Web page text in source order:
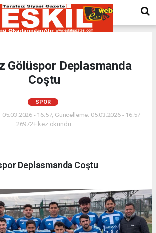
Gölüspor Deplasmanda
Coştu
SPOR
05.03.2026 - 16:57, Güncelleme: 05.03.2026 - 16:57
26972+ kez okundu.
Deplasmanda Coştu